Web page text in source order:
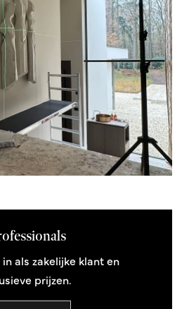
als zakelijke klant en
prijzen.